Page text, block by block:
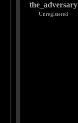
the_adversary
Unregistered